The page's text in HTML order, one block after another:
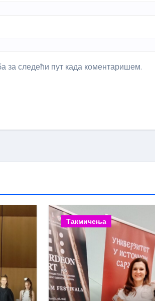
за следећи пут када коментаришем.
Такмичења